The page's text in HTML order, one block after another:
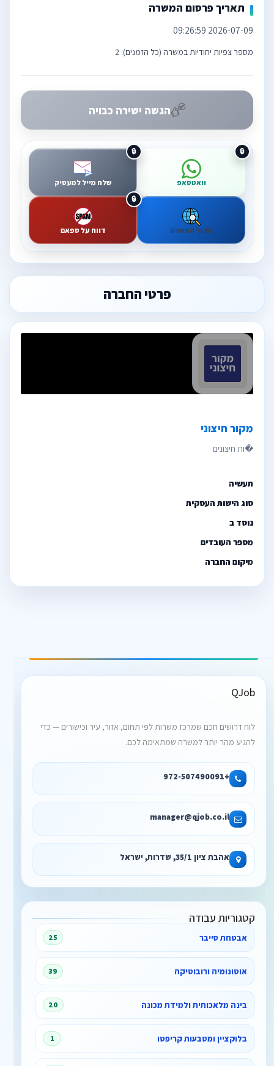
תאריך פרסום המשרה
2026-07-09 09:26:59
מספר צפיות יחודיות במשרה (כל הזמנים): 2
הגשה ישירה כבויה
וואטסאפ שלח מייל למעסיק
מקור המשרה דווח על ספאם
פרטי החברה
מקור חיצוני
תעשיה
סוג הישות העסקית
נוסד ב
מספר העובדים
מיקום החברה
QJob
לוח דרושים חכם שמרכז משרות לפי תחום, אזור, עיר וכישורים — כדי
להגיע מהר יותר למשרה שמתאימה לכם.
+972-507490091
manager@qjob.co.il
אהבת ציון 35/1, שדרות, ישראל
קטגוריות עבודה
אבטחת סייבר 25
אוטונומיה ורובוטיקה 39
בינה מלאכותית ולמידת מכונה 20
בלוקציין ומטבעות קריפטו 1